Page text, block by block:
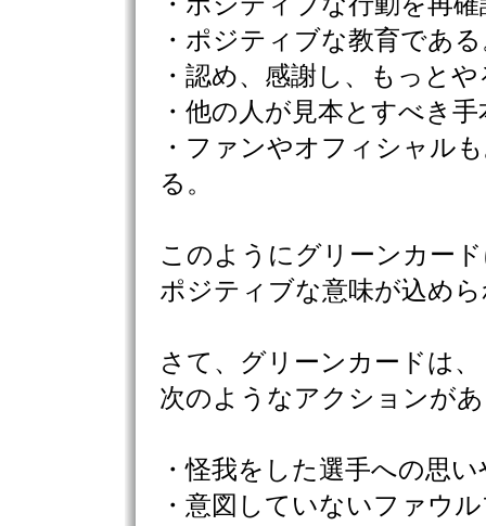
・ポジティブな教育であ
・認め、感謝し、もっと
・他の人が見本とすべき
・ファンやオフィシャル
る。
このようにグリーンカー
ポジティブな意味が込め
さて、グリーンカードは、
次のようなアクションが
・怪我をした選手への思
・意図していないファウ